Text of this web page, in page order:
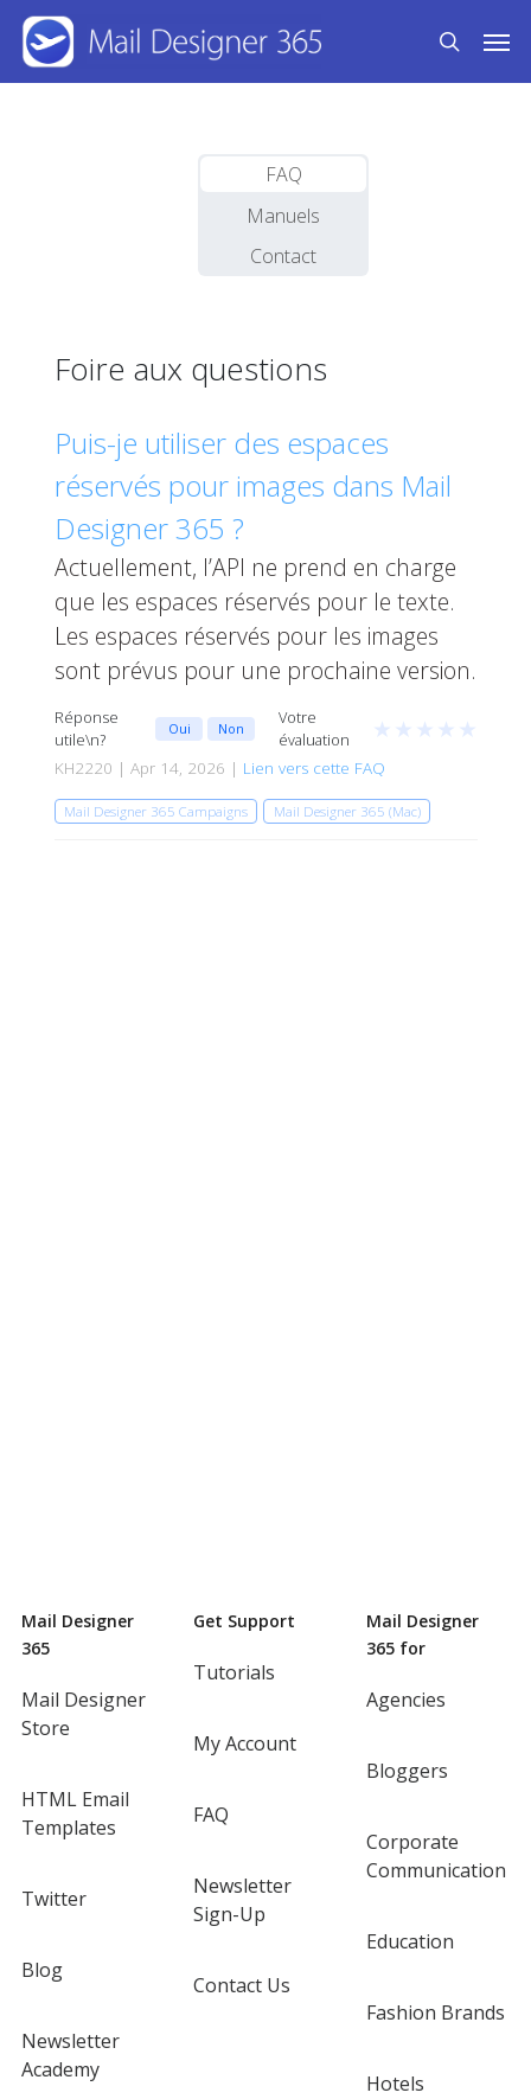
Skip
main
search
FAQ
Manuels
Contact
Foire aux questions
Puis-je utiliser des espaces
réservés pour images dans Mail
Designer 365 ?
Actuellement, l’API ne prend en charge
que les espaces réservés pour le texte.
Les espaces réservés pour les images
sont prévus pour une prochaine version.
Réponse
utile\n?
Oui Non
Votre
évaluation
★ ★ ★ ★ ★
KH2220 | Apr 14, 2026 | Lien vers cette FAQ
Mail Designer 365 Campaigns Mail Designer 365 (Mac)
Mail Designer
365
Mail Designer
Store
HTML Email
Templates
Twitter
Blog
Newsletter
Academy
Get Support
Tutorials
My Account
FAQ
Newsletter
Sign-Up
Contact Us
Mail Designer
365 for
Agencies
Bloggers
Corporate
Communication
Education
Fashion Brands
Hotels